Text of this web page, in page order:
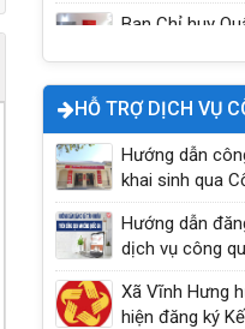
Ban Chỉ huy
chức Lễ
HỖ TRỢ DỊCH VỤ
Hướng dẫn
khai sinh qua
Hướng dẫn
dịch vụ công
Xã Vĩnh Hưng
hiện đăng ký
PHÒNG CHỐNG ĐUỐI
HÔM NAY, TƯƠNG LAI